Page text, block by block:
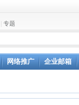
专题
网络推广 企业邮箱